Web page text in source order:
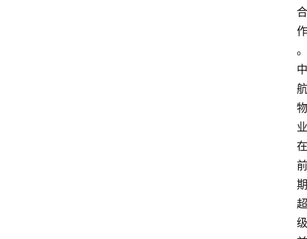
合
作
。
中
航
物
业
在
前
期
超
级